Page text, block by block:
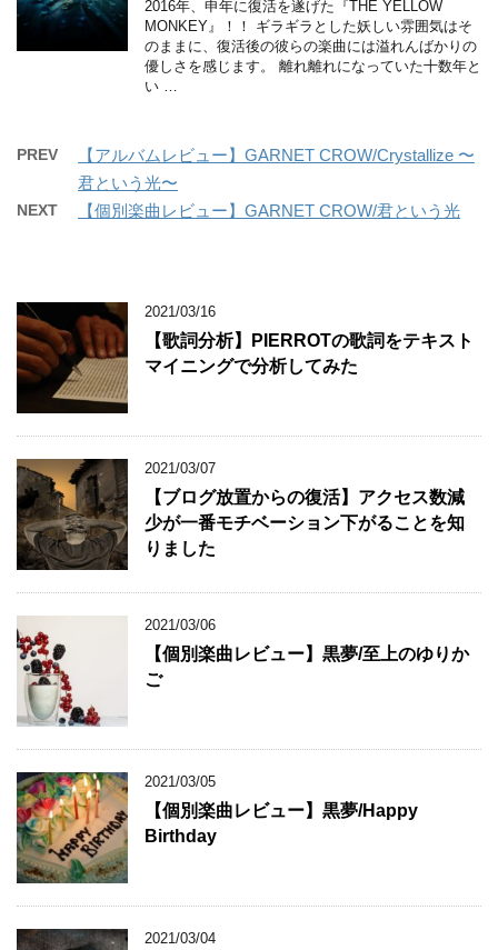
2016年、申年に復活を遂げた『THE YELLOW
MONKEY』！！ ギラギラとした妖しい雰囲気はそ
のままに、復活後の彼らの楽曲には溢れんばかりの
優しさを感じます。 離れ離れになっていた十数年と
い …
PREV
【アルバムレビュー】GARNET CROW/Crystallize 〜
君という光〜
NEXT 【個別楽曲レビュー】GARNET CROW/君という光
2021/03/16
【歌詞分析】PIERROTの歌詞をテキスト
マイニングで分析してみた
2021/03/07
【ブログ放置からの復活】アクセス数減
少が一番モチベーション下がることを知
りました
2021/03/06
【個別楽曲レビュー】黒夢/至上のゆりか
ご
2021/03/05
【個別楽曲レビュー】黒夢/Happy
Birthday
2021/03/04